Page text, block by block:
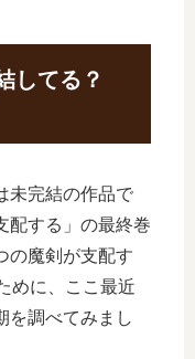
してる？
未完結の作品で
配する」の最終巻
の魔剣が支配す
めに、ここ最近
を調べてみまし